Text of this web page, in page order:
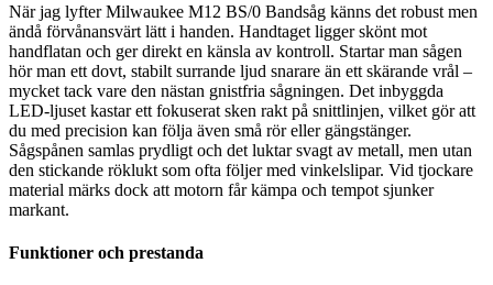
När jag lyfter Milwaukee M12 BS/0 Bandsåg känns det robust men
ändå förvånansvärt lätt i handen. Handtaget ligger skönt mot
handflatan och ger direkt en känsla av kontroll. Startar man sågen
hör man ett dovt, stabilt surrande ljud snarare än ett skärande vrål –
mycket tack vare den nästan gnistfria sågningen. Det inbyggda
LED-ljuset kastar ett fokuserat sken rakt på snittlinjen, vilket gör att
du med precision kan följa även små rör eller gängstänger.
Sågspånen samlas prydligt och det luktar svagt av metall, men utan
den stickande röklukt som ofta följer med vinkelslipar. Vid tjockare
material märks dock att motorn får kämpa och tempot sjunker
markant.
Funktioner och prestanda